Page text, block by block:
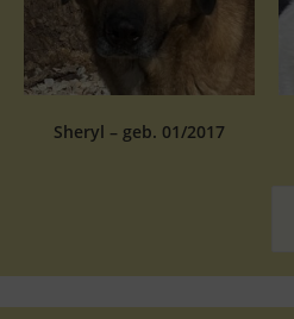
Sheryl – geb. 01/2017